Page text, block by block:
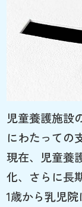
児童養護施設
にわたっての
現在、児童養
化、さらに長
1歳から乳児